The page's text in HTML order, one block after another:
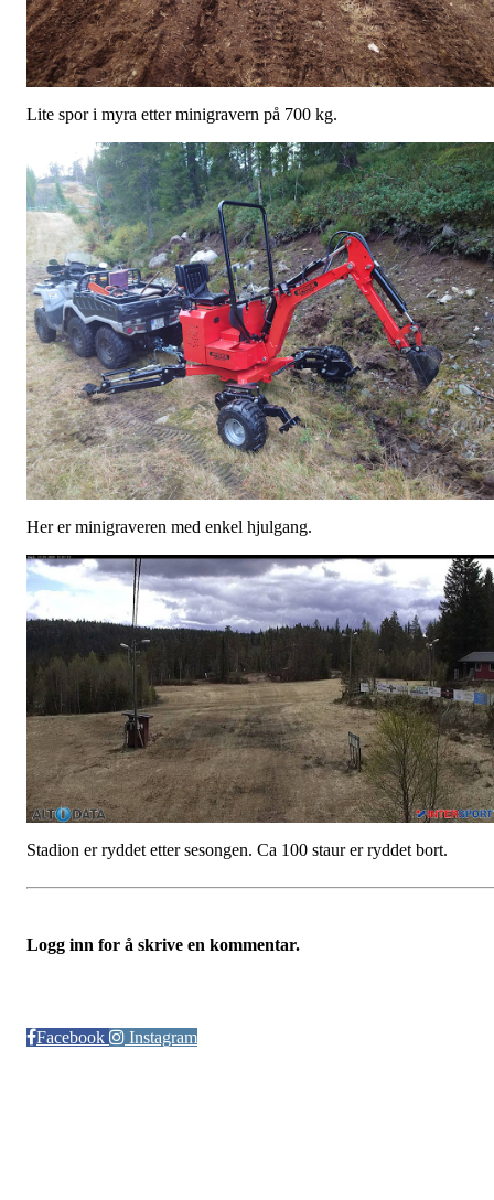
Lite spor i myra etter minigravern på 700 kg.
Her er minigraveren med enkel hjulgang.
Stadion er ryddet etter sesongen. Ca 100 staur er ryddet bort.
Logg inn for å skrive en kommentar.
Facebook
Instagram